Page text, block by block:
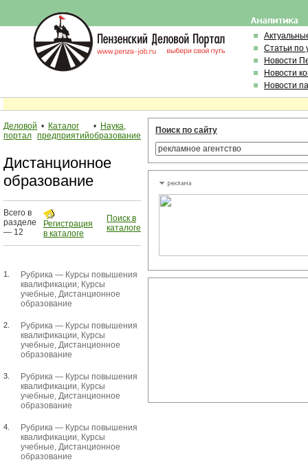
Статьи по
Новости
Новости
Новости
Деловой
портал
• Каталог
предприятий
• Наука,
образование
Дистанционное
образование
Всего в
разделе
— 12
Регистрация
в каталоге
Поиск в
каталоге
1. Рубрика — Курсы повышения
квалификации, Курсы
учебные, Дистанционное
образование
2. Рубрика — Курсы повышения
квалификации, Курсы
учебные, Дистанционное
образование
3. Рубрика — Курсы повышения
квалификации, Курсы
учебные, Дистанционное
образование
4. Рубрика — Курсы повышения
квалификации, Курсы
учебные, Дистанционное
образование
Поиск по сайту